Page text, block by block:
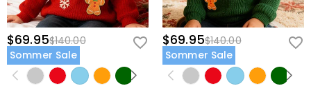
$69.95$140.00
Sommer Sale
$69.95$140.00
Sommer Sale